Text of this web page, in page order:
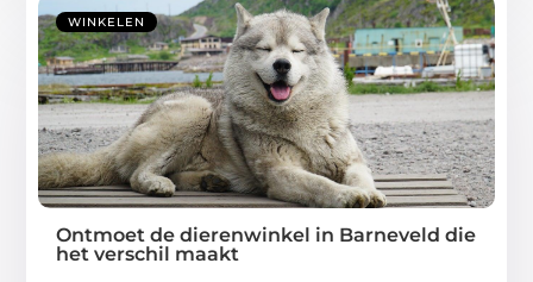
WINKELEN
Ontmoet de dierenwinkel in Barneveld die
het verschil maakt